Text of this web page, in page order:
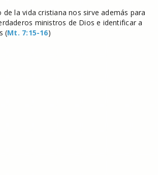
de la vida cristiana nos sirve además para
ministros de Dios e identificar a
(Mt. 7:15-16)